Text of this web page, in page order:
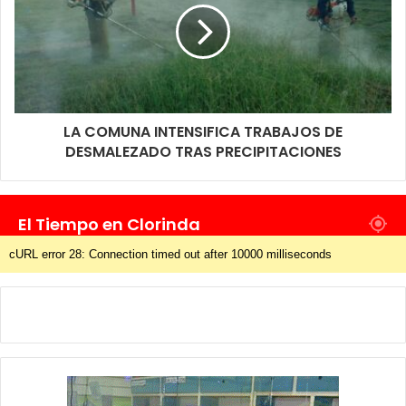
LA COMUNA INTENSIFICA TRABAJOS DE
DESMALEZADO TRAS PRECIPITACIONES
El Tiempo en Clorinda
cURL error 28: Connection timed out after 10000 milliseconds